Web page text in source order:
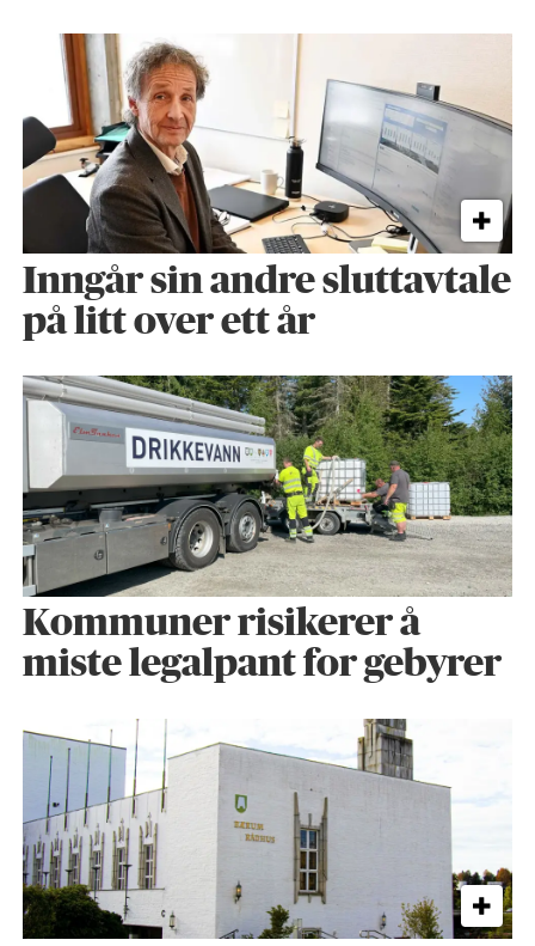
Inngår sin andre sluttavtale
på litt over ett år
Kommuner risikerer å
miste legalpant for gebyrer